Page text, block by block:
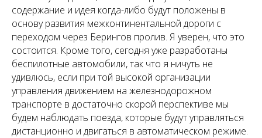
содержание и идея когда-либо будут положены в
основу развития межконтинентальной дороги с
переходом через Берингов пролив. Я уверен, что это
состоится. Кроме того, сегодня уже разработаны
беспилотные автомобили, так что я ничуть не
удивлюсь, если при той высокой организации
управления движением на железнодорожном
транспорте в достаточно скорой перспективе мы
будем наблюдать поезда, которые будут управляться
дистанционно и двигаться в автоматическом режиме.